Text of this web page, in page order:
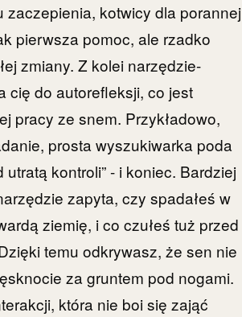
zaczepienia, kotwicy dla porannej
pierwsza pomoc, ale rzadko
zmiany. Z kolei narzędzie-
cię do autorefleksji, co jest
pracy ze snem. Przykładowo,
prosta wyszukiwarka poda
utratą kontroli” - i koniec. Bardziej
zapyta, czy spadałeś w
ziemię, i co czułeś tuż przed
temu odkrywasz, że sen nie
za gruntem pod nogami.
która nie boi się zająć